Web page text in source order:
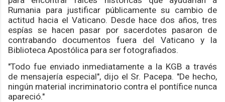
Rumania para justificar públicamente su cambio de
actitud hacia el Vaticano. Desde hace dos años, tres
espías se hacen pasar por sacerdotes pasaron de
contrabando documentos fuera del Vaticano y la
Biblioteca Apostólica para ser fotografiados.
"Todo fue enviado inmediatamente a la KGB a través
de mensajería especial", dijo el Sr. Pacepa. "De hecho,
ningún material incriminatorio contra el pontífice nunca
apareció."